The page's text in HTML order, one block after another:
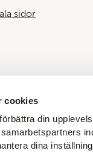
cookies
din
dina
sidor